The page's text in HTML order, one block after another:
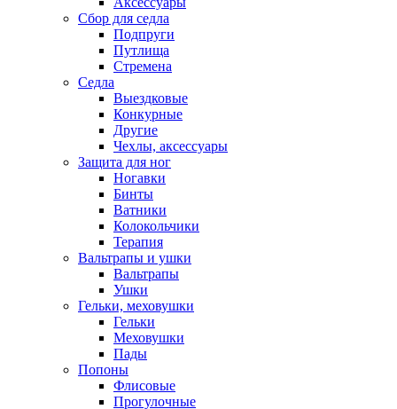
Сбор для седла
Подпруги
Путлища
Стремена
Седла
Выездковые
Конкурные
Другие
Чехлы, аксессуары
Защита для ног
Ногавки
Бинты
Ватники
Колокольчики
Терапия
Вальтрапы и ушки
Вальтрапы
Ушки
Гельки, меховушки
Гельки
Меховушки
Пады
Попоны
Флисовые
Прогулочные